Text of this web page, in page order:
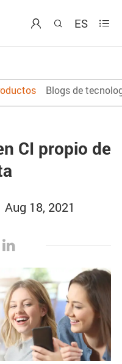
  ES 
Blogs de
CI propio de
Aug 18, 2021